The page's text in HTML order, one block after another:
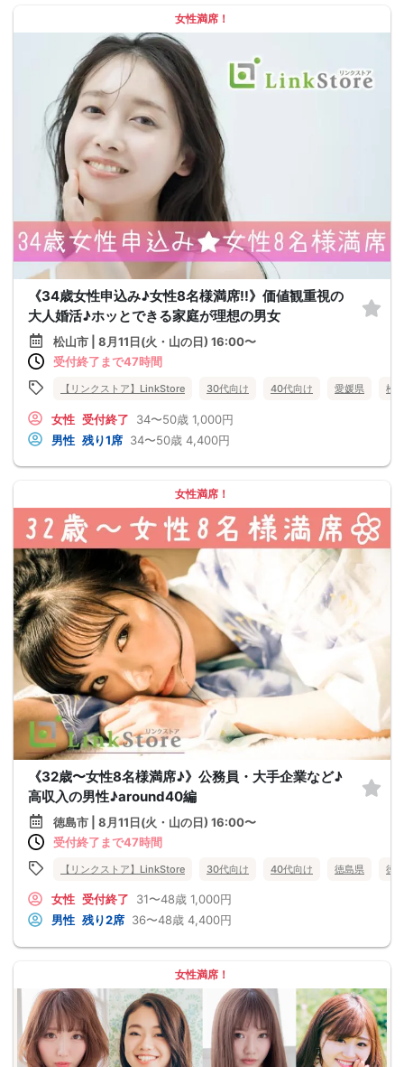
女性満席！
《34歳女性申込み♪女性8名様満席!!》価値観重視の
大人婚活♪ホッとできる家庭が理想の男女
松山市 | 8月11日(火・山の日) 16:00〜
受付終了まで47時間
【リンクストア】LinkStore 30代向け 40代向け 愛媛県 松
女性 受付終了 34〜50歳 1,000円
男性 残り1席 34〜50歳 4,400円
女性満席！
《32歳〜女性8名様満席♪》公務員・大手企業など♪
高収入の男性♪around40編
徳島市 | 8月11日(火・山の日) 16:00〜
受付終了まで47時間
【リンクストア】LinkStore 30代向け 40代向け 徳島県 徳
女性 受付終了 31〜48歳 1,000円
男性 残り2席 36〜48歳 4,400円
女性満席！